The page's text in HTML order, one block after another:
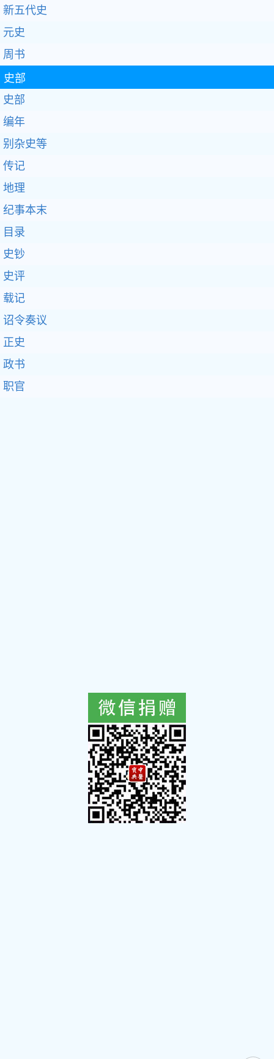
新五代史
元史
周书
史部
史部
编年
别杂史等
传记
地理
纪事本末
目录
史钞
史评
载记
诏令奏议
正史
政书
职官